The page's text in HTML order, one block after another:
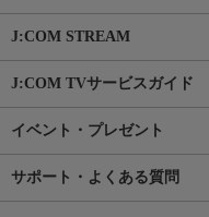
J:COM STREAM
J:COM TVサービスガイド
イベント・プレゼント
サポート・よくある質問